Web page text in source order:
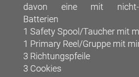
davon eine mit nicht-
Batterien
1 Safety Spool/Taucher mit
1 Primary Reel/Gruppe mit
3 Richtungspfeile
3 Cookies